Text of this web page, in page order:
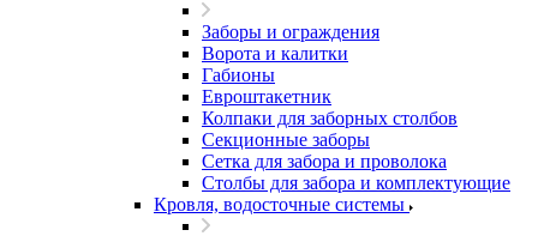
Заборы и ограждения
Ворота и калитки
Габионы
Евроштакетник
Колпаки для заборных столбов
Секционные заборы
Сетка для забора и проволока
Столбы для забора и комплектующие
Кровля, водосточные системы